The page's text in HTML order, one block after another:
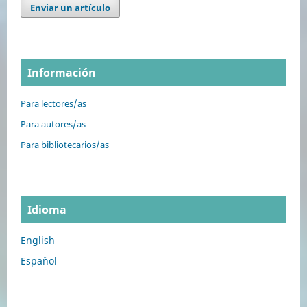
Enviar un artículo
Información
Para lectores/as
Para autores/as
Para bibliotecarios/as
Idioma
English
Español